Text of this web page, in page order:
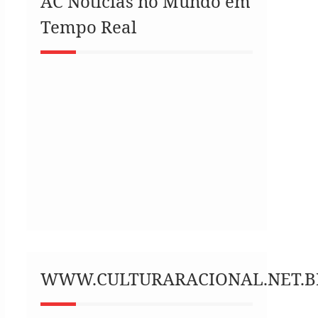
Tempo Real